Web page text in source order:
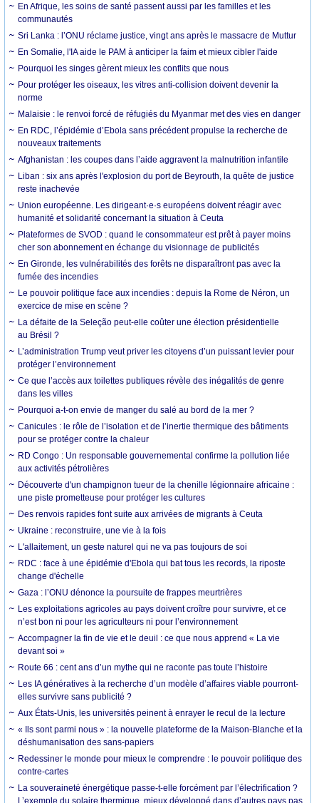
En Afrique, les soins de santé passent aussi par les familles et les
communautés
Sri Lanka : l’ONU réclame justice, vingt ans après le massacre de Muttur
En Somalie, l'IA aide le PAM à anticiper la faim et mieux cibler l'aide
Pourquoi les singes gèrent mieux les conflits que nous
Pour protéger les oiseaux, les vitres anti-collision doivent devenir la
norme
Malaisie : le renvoi forcé de réfugiés du Myanmar met des vies en danger
En RDC, l’épidémie d’Ebola sans précédent propulse la recherche de
nouveaux traitements
Afghanistan : les coupes dans l’aide aggravent la malnutrition infantile
Liban : six ans après l'explosion du port de Beyrouth, la quête de justice
reste inachevée
Union européenne. Les dirigeant·e·s européens doivent réagir avec
humanité et solidarité concernant la situation à Ceuta
Plateformes de SVOD : quand le consommateur est prêt à payer moins
cher son abonnement en échange du visionnage de publicités
En Gironde, les vulnérabilités des forêts ne disparaîtront pas avec la
fumée des incendies
Le pouvoir politique face aux incendies : depuis la Rome de Néron, un
exercice de mise en scène ?
La défaite de la Seleção peut-elle coûter une élection présidentielle
au Brésil ?
L’administration Trump veut priver les citoyens d’un puissant levier pour
protéger l’environnement
Ce que l’accès aux toilettes publiques révèle des inégalités de genre
dans les villes
Pourquoi a-t-on envie de manger du salé au bord de la mer ?
Canicules : le rôle de l’isolation et de l’inertie thermique des bâtiments
pour se protéger contre la chaleur
RD Congo : Un responsable gouvernemental confirme la pollution liée
aux activités pétrolières
Découverte d'un champignon tueur de la chenille légionnaire africaine :
une piste prometteuse pour protéger les cultures
Des renvois rapides font suite aux arrivées de migrants à Ceuta
Ukraine : reconstruire, une vie à la fois
L'allaitement, un geste naturel qui ne va pas toujours de soi
RDC : face à une épidémie d'Ebola qui bat tous les records, la riposte
change d'échelle
Gaza : l’ONU dénonce la poursuite de frappes meurtrières
Les exploitations agricoles au pays doivent croître pour survivre, et ce
n’est bon ni pour les agriculteurs ni pour l’environnement
Accompagner la fin de vie et le deuil : ce que nous apprend « La vie
devant soi »
Route 66 : cent ans d’un mythe qui ne raconte pas toute l’histoire
Les IA génératives à la recherche d’un modèle d’affaires viable pourront-
elles survivre sans publicité ?
Aux États-Unis, les universités peinent à enrayer le recul de la lecture
« Ils sont parmi nous » : la nouvelle plateforme de la Maison-Blanche et la
déshumanisation des sans-papiers
Redessiner le monde pour mieux le comprendre : le pouvoir politique des
contre-cartes
La souveraineté énergétique passe-t-elle forcément par l’électrification ?
L’exemple du solaire thermique, mieux développé dans d’autres pays pas